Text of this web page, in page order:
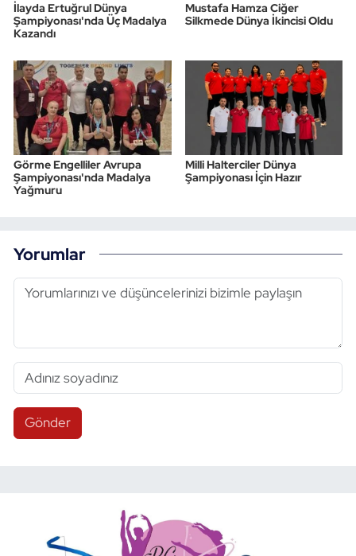
İlayda Ertuğrul Dünya
Şampiyonası'nda Üç Madalya
Kazandı
Mustafa Hamza Ciğer
Silkmede Dünya İkincisi Oldu
Görme Engelliler Avrupa
Şampiyonası'nda Madalya
Yağmuru
Milli Halterciler Dünya
Şampiyonası İçin Hazır
Yorumlar
Gönder